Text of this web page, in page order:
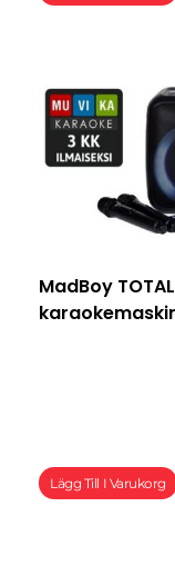
MadBoy
Lägg Till I Varukorg